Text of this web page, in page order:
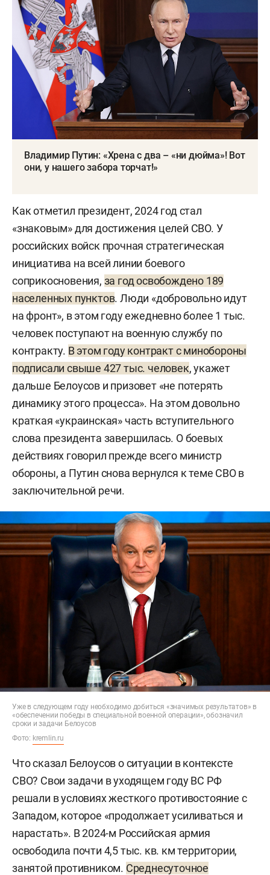
Владимир Путин: «Хрена с два – «ни дюйма»! Вот
они, у нашего забора торчат!»
Как отметил президент, 2024 год стал
«знаковым» для достижения целей СВО. У
российских войск прочная стратегическая
инициатива на всей линии боевого
соприкосновения, за год освобождено 189
населенных пунктов. Люди «добровольно идут
на фронт», в этом году ежедневно более 1 тыс.
человек поступают на военную службу по
контракту. В этом году контракт с минобороны
подписали свыше 427 тыс. человек, укажет
дальше Белоусов и призовет «не потерять
динамику этого процесса». На этом довольно
краткая «украинская» часть вступительного
слова президента завершилась. О боевых
действиях говорил прежде всего министр
обороны, а Путин снова вернулся к теме СВО в
заключительной речи.
Уже в следующем году необходимо добиться «значимых результатов» в
«обеспечении победы в специальной военной операции», обозначил
сроки и задачи Белоусов
Фото: kremlin.ru
Что сказал Белоусов о ситуации в контексте
СВО? Свои задачи в уходящем году ВС РФ
решали в условиях жесткого противостояние с
Западом, которое «продолжает усиливаться и
нарастать». В 2024-м Российская армия
освободила почти 4,5 тыс. кв. км территории,
занятой противником. Среднесуточное